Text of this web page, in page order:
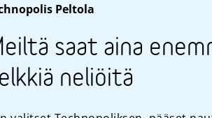
Peltola
saat aina
neliöitä